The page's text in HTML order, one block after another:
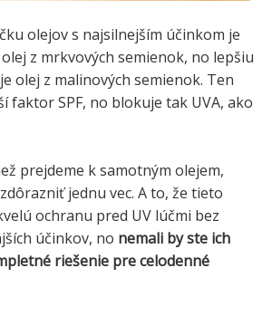
olejov s najsilnejším účinkom je
z mrkvových semienok, no lepšiu
olej z malinových semienok. Ten
faktor SPF, no blokuje tak UVA, ako
prejdeme k samotným olejem,
jednu vec. A to, že tieto
ochranu pred UV lúčmi bez
účinkov, no nemali by ste ich
riešenie pre celodenné